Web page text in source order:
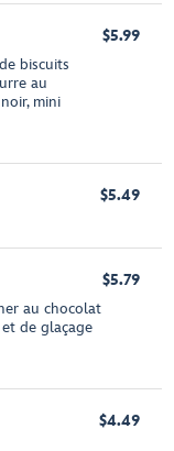
biscuits
au
mini
$5.99
$5.49
au chocolat
de glaçage
$5.79
$4.49